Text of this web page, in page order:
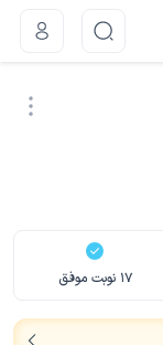
17 نوبت موفق